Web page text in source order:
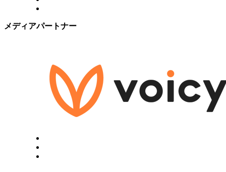
メディアパートナー